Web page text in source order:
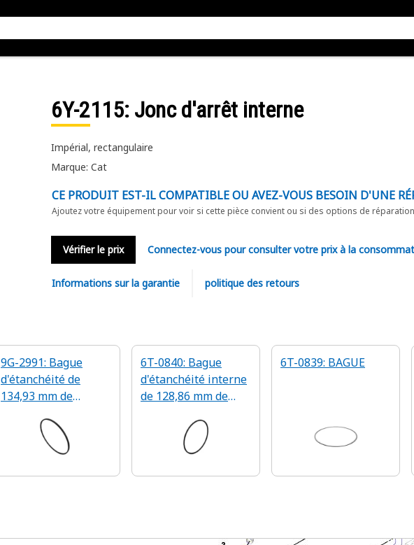
6Y-2115: Jonc d'arrêt interne
Impérial, rectangulaire
Marque: Cat
CE PRODUIT EST-IL COMPATIBLE OU AVEZ-VOUS BESOIN D'UNE
Ajoutez votre équipement pour voir si cette pièce convient ou si des options de
Vérifier le prix Connectez-vous pour consulter votre prix à la
Informations sur la garantie politique des retours
9G-2991: Bague
d'étanchéité de
134,93 mm de
6T-0840: Bague
d'étanchéité interne
de 128,86 mm de
6T-0839: BAGUE